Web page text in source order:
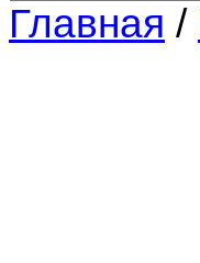
Главная /